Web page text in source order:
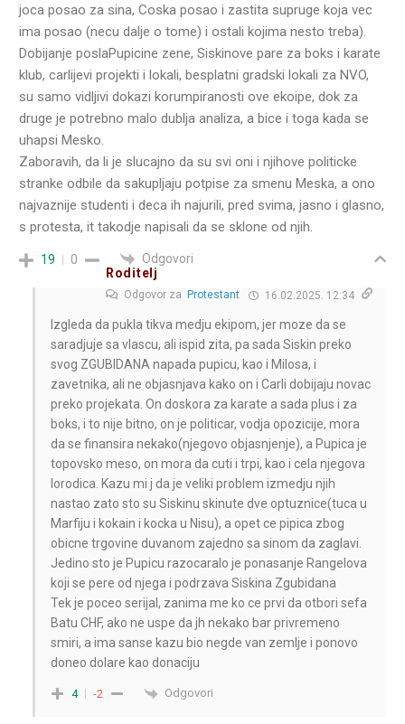
joca posao za sina, Coska posao i zastita supruge koja vec
ima posao (necu dalje o tome) i ostali kojima nesto treba).
Dobijanje poslaPupicine zene, Siskinove pare za boks i karate
klub, carlijevi projekti i lokali, besplatni gradski lokali za NVO,
su samo vidljivi dokazi korumpiranosti ove ekoipe, dok za
druge je potrebno malo dublja analiza, a bice i toga kada se
uhapsi Mesko.
Zaboravih, da li je slucajno da su svi oni i njihove politicke
stranke odbile da sakupljaju potpise za smenu Meska, a ono
najvaznije studenti i deca ih najurili, pred svima, jasno i glasno,
s protesta, it takodje napisali da se sklone od njih.
19 0
Odgovori
Roditelj
Odgovor za Protestant 16.02.2025. 12:34
Izgleda da pukla tikva medju ekipom, jer moze da se
saradjuje sa vlascu, ali ispid zita, pa sada Siskin preko
svog ZGUBIDANA napada pupicu, kao i Milosa, i
zavetnika, ali ne objasnjava kako on i Carli dobijaju novac
preko projekata. On doskora za karate a sada plus i za
boks, i to nije bitno, on je politicar, vodja opozicije, mora
da se finansira nekako(njegovo objasnjenje), a Pupica je
topovsko meso, on mora da cuti i trpi, kao i cela njegova
lorodica. Kazu mi j da je veliki problem izmedju njih
nastao zato sto su Siskinu skinute dve optuznice(tuca u
Marfiju i kokain i kocka u Nisu), a opet ce pipica zbog
obicne trgovine duvanom zajedno sa sinom da zaglavi.
Jedino sto je Pupicu razocaralo je ponasanje Rangelova
koji se pere od njega i podrzava Siskina Zgubidana
Tek je poceo serijal, zanima me ko ce prvi da otbori sefa
Batu CHF, ako ne uspe da jh nekako bar privremeno
smiri, a ima sanse kazu bio negde van zemlje i ponovo
doneo dolare kao donaciju
4 -2 Odgovori